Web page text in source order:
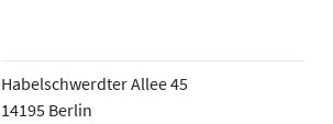
Habelschwerdter Allee 45
14195 Berlin